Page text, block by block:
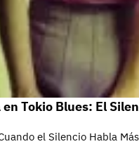
Tokio Blues: El
el Silencio Habla